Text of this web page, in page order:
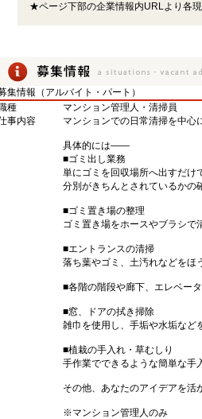
★ページ下部の企業情報内URLより各
集情報（アルバイト・パート）
種
マンション管理人・清掃員
事内容
マンションでの日常清掃を中心
具体的には――
■ゴミ出し業務
単にゴミを回収場所へ出すだけ
分別がきちんとされているかの
■ゴミ置き場の整理
ゴミ置き場をホースやブラシで
■エントランスの清掃
落ち葉やゴミ、土汚れなどをほ
■各階の階段や廊下、エレベー
■窓、ドアの拭き掃除
雑巾を使用し、手垢や水垢など
■植栽の手入れ・草むしり
手作業でできるような簡単な手
その他、あなたのアイデアを活
※マンション管理人のみ